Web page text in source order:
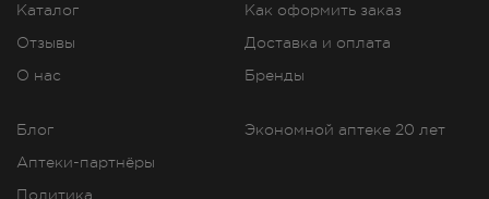
Каталог
Отзывы
О нас
Как оформить заказ
Доставка и оплата
Бренды
Блог
Аптеки-партнёры
Политика
Экономной аптеке 20 лет